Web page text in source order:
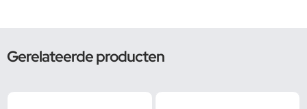
Gerelateerde producten